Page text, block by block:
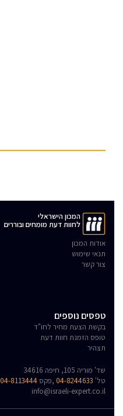
המכון הישראלי
לחוות דעת מומחים ובוררים
אודות המכון
תנאי שימוש
צור קשר
טפסים נוספים
בקשת הצעת מחיר לחו"ד
טופס הזמנת חוות דעת
תצהיר
שד' מוריה 105, חיפה 34616
טל' 04-8244633 ,פקס 04-8113444
info@israeli-expert.co.il